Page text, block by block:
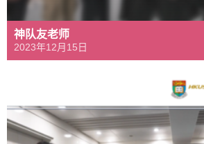
神队友老师
2023年12月15日